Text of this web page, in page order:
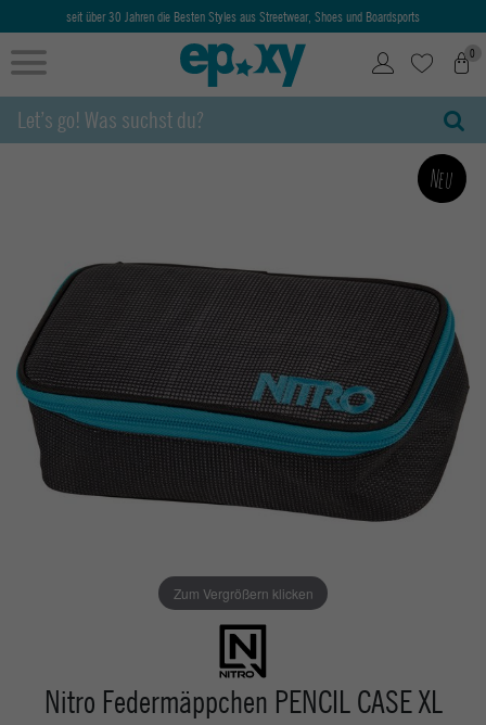
seit über 30 Jahren die Besten Styles aus Streetwear, Shoes und Boardsports
0
Zum Vergrößern klicken
Neu
Nitro Federmäppchen PENCIL CASE XL